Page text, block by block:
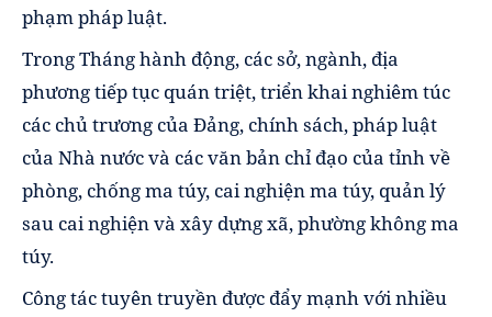
phạm pháp luật.
Trong Tháng hành động, các sở, ngành, địa
phương tiếp tục quán triệt, triển khai nghiêm túc
các chủ trương của Đảng, chính sách, pháp luật
của Nhà nước và các văn bản chỉ đạo của tỉnh về
phòng, chống ma túy, cai nghiện ma túy, quản lý
sau cai nghiện và xây dựng xã, phường không ma
túy.
Công tác tuyên truyền được đẩy mạnh với nhiều